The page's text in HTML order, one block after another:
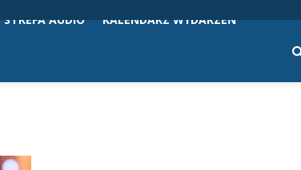
STREFA AUDIO KALENDARZ WYDARZEŃ